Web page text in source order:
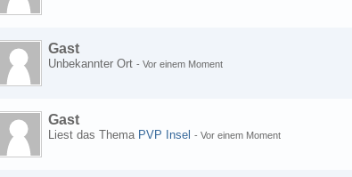
Gast
Unbekannter Ort - Vor einem Moment
Gast
Liest das Thema PVP Insel - Vor einem Moment